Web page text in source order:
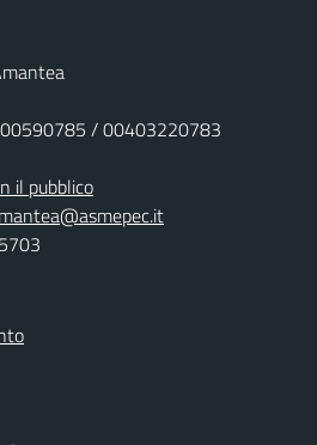
/ 00403220783
il pubblico